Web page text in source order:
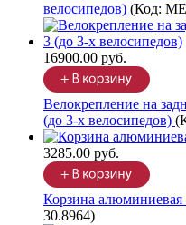
велосипедов) (Код:
16900.00 руб.
Велокрепление на
(до 3-х велосипедов)
3285.00 руб.
Корзина
30.8964)